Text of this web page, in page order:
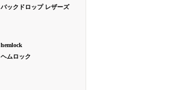
バックドロップ レザーズ
hemlock
ヘムロック